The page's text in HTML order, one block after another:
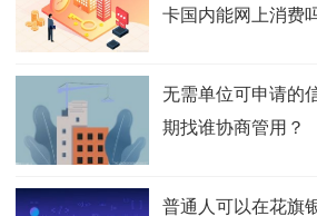
卡国内能网上消费
无需单位可申请的
期找谁协商管用？
普通人可以在花旗